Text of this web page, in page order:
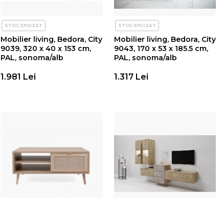
STOC EPUIZAT
Mobilier living, Bedora, City
9039, 320 x 40 x 153 cm,
PAL, sonoma/alb
1.981 Lei
STOC EPUIZAT
Mobilier living, Bedora, City
9043, 170 x 53 x 185.5 cm,
PAL, sonoma/alb
1.317 Lei